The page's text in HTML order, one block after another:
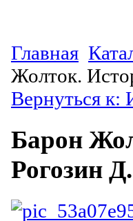
Главная
Жолток.
Вернуться к:
Барон
Рогозин